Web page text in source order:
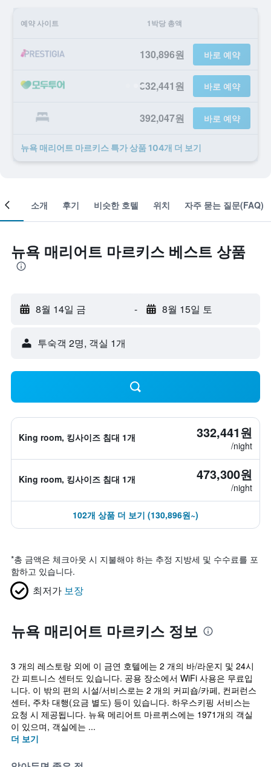
예약 사이트 1박당 총액
130,896원 바로 예약
332,441원 바로 예약
392,047원 바로 예약
뉴욕 매리어트 마르키스 ​특가 ​상품 104개 ​더 ​보기
객실 소개 후기 비슷한 호텔 위치 자주 묻는 질문(FAQ)
뉴욕 매리어트 마르키스 베스트 상품
8월 14일 금 - 8월 15일 토
​투숙객 2​명, ​객실 1개
King room, 킹사이즈 침대 1개 332,441원
/night
King room, 킹사이즈 침대 1개 473,300원
/night
102개 상품 더 보기 (130,896원~)
*총 금액은 체크아웃 시 지불해야 하는 추정 지방세 및 수수료를 포
함하고 있습니다.
최저가 보장
뉴욕 매리어트 마르키스 정보
3 개의 레스토랑 외에 이 금연 호텔에는 2 개의 바/라운지 및 24시
간 피트니스 센터도 있습니다. 공용 장소에서 WiFi 사용은 무료입
니다. 이 밖의 편의 시설/서비스로는 2 개의 커피숍/카페, 컨퍼런스
센터, 주차 대행(요금 별도) 등이 있습니다. 하우스키핑 서비스는
요청 시 제공됩니다. 뉴욕 메리어트 마르퀴스에는 1971개의 객실
이 있으며, 객실에는 ...
더 보기